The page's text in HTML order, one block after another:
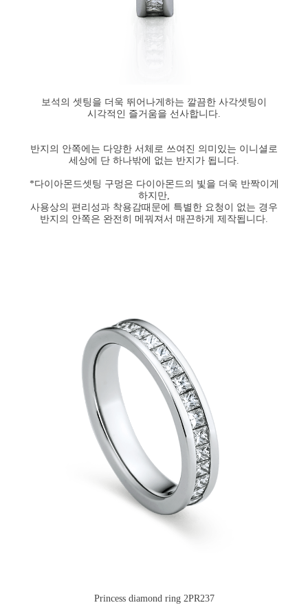
보석의 셋팅을 더욱 뛰어나게하는 깔끔한 사각셋팅이
시각적인 즐거움을 선사합니다.
반지의 안쪽에는 다양한 서체로 쓰여진 의미있는 이니셜로
세상에 단 하나밖에 없는 반지가 됩니다.
*다이아몬드셋팅 구멍은 다이아몬드의 빛을 더욱 반짝이게
하지만,
사용상의 편리성과 착용감때문에 특별한 요청이 없는 경우
반지의 안쪽은 완전히 메꿔져서 매끈하게 제작됩니다.
Princess diamond ring 2PR237